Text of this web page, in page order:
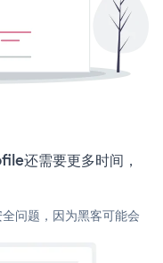
还需要更多时间，
问题，因为黑客可能会